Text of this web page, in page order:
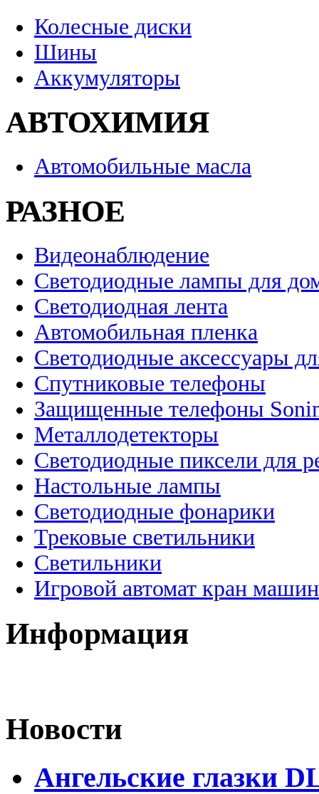
Колесные диски
Шины
Аккумуляторы
АВТОХИМИЯ
Автомобильные масла
РАЗНОЕ
Видеонаблюдение
Светодиодные лампы для
Светодиодная лента
Автомобильная пленка
Светодиодные аксессуары
Спутниковые телефоны
Защищенные телефоны
Металлодетекторы
Светодиодные пиксели для
Настольные лампы
Светодиодные фонарики
Трековые светильники
Светильники
Игровой автомат кран
Информация
Новости
Ангельские глазки